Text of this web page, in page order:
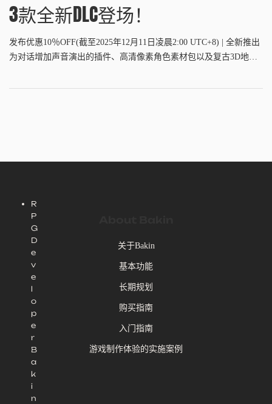
3款全新DLC登场！
发布优惠10％OFF(截至2025年12月11日凌晨2:00 UTC+8) | 全新推出
为对话增加声音演出的插件、高清像素角色素材包以及复古3D地牢
R
P
G
D
e
v
e
l
o
p
e
r
B
a
k
i
n
关于Bakin
基本功能
长期规划
购买指南
入门指南
游戏制作体验的实施案例